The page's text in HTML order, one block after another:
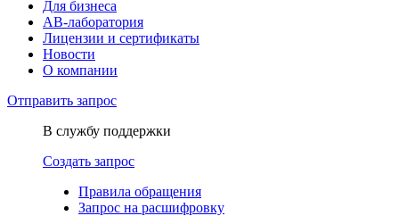
Для бизнеса
АВ-лаборатория
Лицензии и сертификаты
Новости
О компании
Отправить запрос
В службу поддержки
Создать запрос
Правила обращения
Запрос на расшифровку